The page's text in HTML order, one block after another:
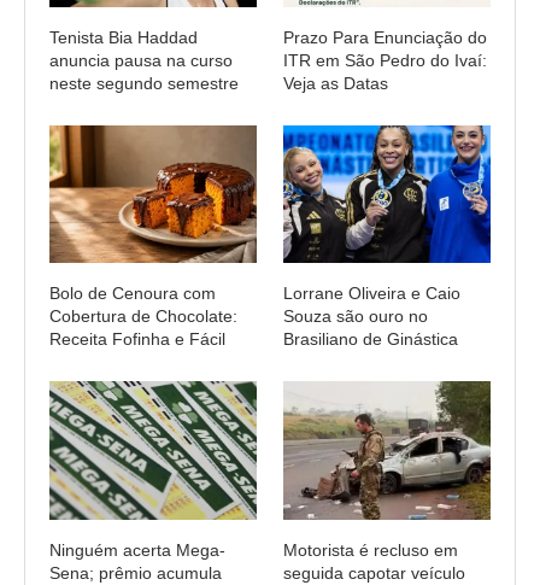
Tenista Bia Haddad
anuncia pausa na curso
neste segundo semestre
Prazo Para Enunciação do
ITR em São Pedro do Ivaí:
Veja as Datas
Bolo de Cenoura com
Cobertura de Chocolate:
Receita Fofinha e Fácil
Lorrane Oliveira e Caio
Souza são ouro no
Brasiliano de Ginástica
Ninguém acerta Mega-
Sena; prêmio acumula
Motorista é recluso em
seguida capotar veículo